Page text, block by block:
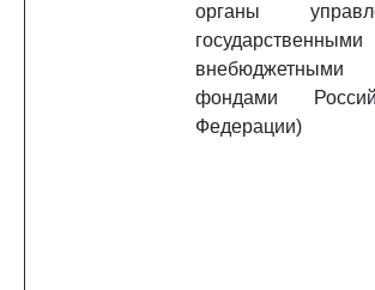
органы
государственными
внебюджетными
фондами
Федерации)